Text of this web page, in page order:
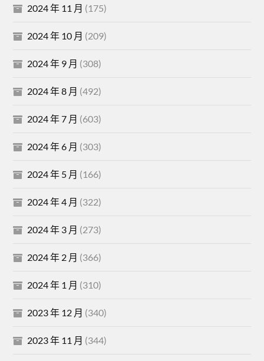
2024 年 11 月 (175)
2024 年 10 月 (209)
2024 年 9 月 (308)
2024 年 8 月 (492)
2024 年 7 月 (603)
2024 年 6 月 (303)
2024 年 5 月 (166)
2024 年 4 月 (322)
2024 年 3 月 (273)
2024 年 2 月 (366)
2024 年 1 月 (310)
2023 年 12 月 (340)
2023 年 11 月 (344)